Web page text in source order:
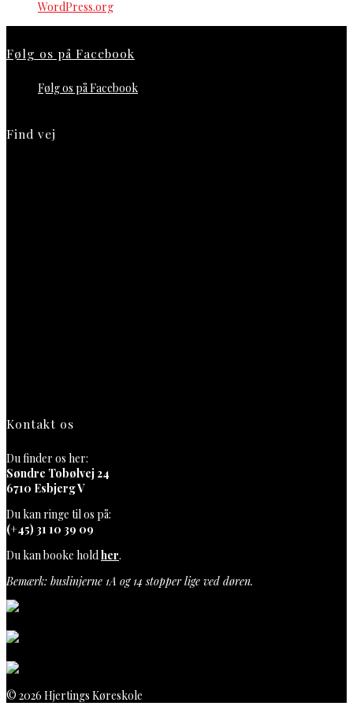
WordPress.org
Følg os på Facebook
Følg os på Facebook
Find vej
Kontakt os
Du finder os her:
Søndre Tobølvej 24
6710 Esbjerg V
Du kan ringe til os på:
(+45) 31 10 39 09
Du kan booke holdher.
Bemærk: buslinjerne 1A og 14 stopper lige ved døren.
© 2026 Hjertings Køreskole